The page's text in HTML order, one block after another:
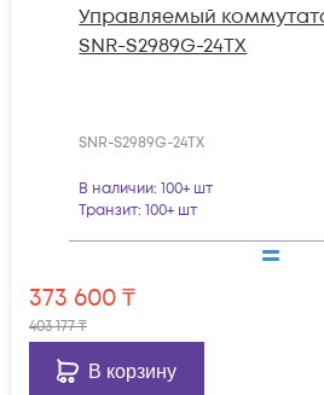
Управляемый
SNR-S2989G-24TX
SNR-S2989G-24TX
В наличии: 100+ шт
Транзит: 100+ шт
373 600₸
403 177₸
В корзину